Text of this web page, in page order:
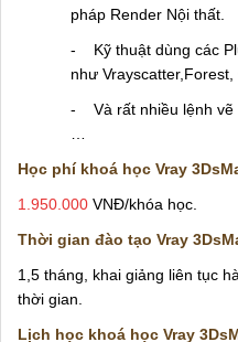
pháp Render Nội thất.
-
Kỹ thuật dùng các
như
-
Và rất nhiều lệnh
Học phí khoá học Vray
1.950.000 VNĐ/khóa học.
Thời gian đào tạo Vray
1,5 tháng, khai giảng liên tục
thời gian.
Lịch học khoá học Vray